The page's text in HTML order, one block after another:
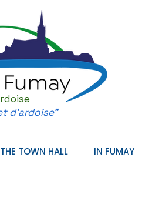
d'ardoise"
THE TOWN HALL IN FUMAY